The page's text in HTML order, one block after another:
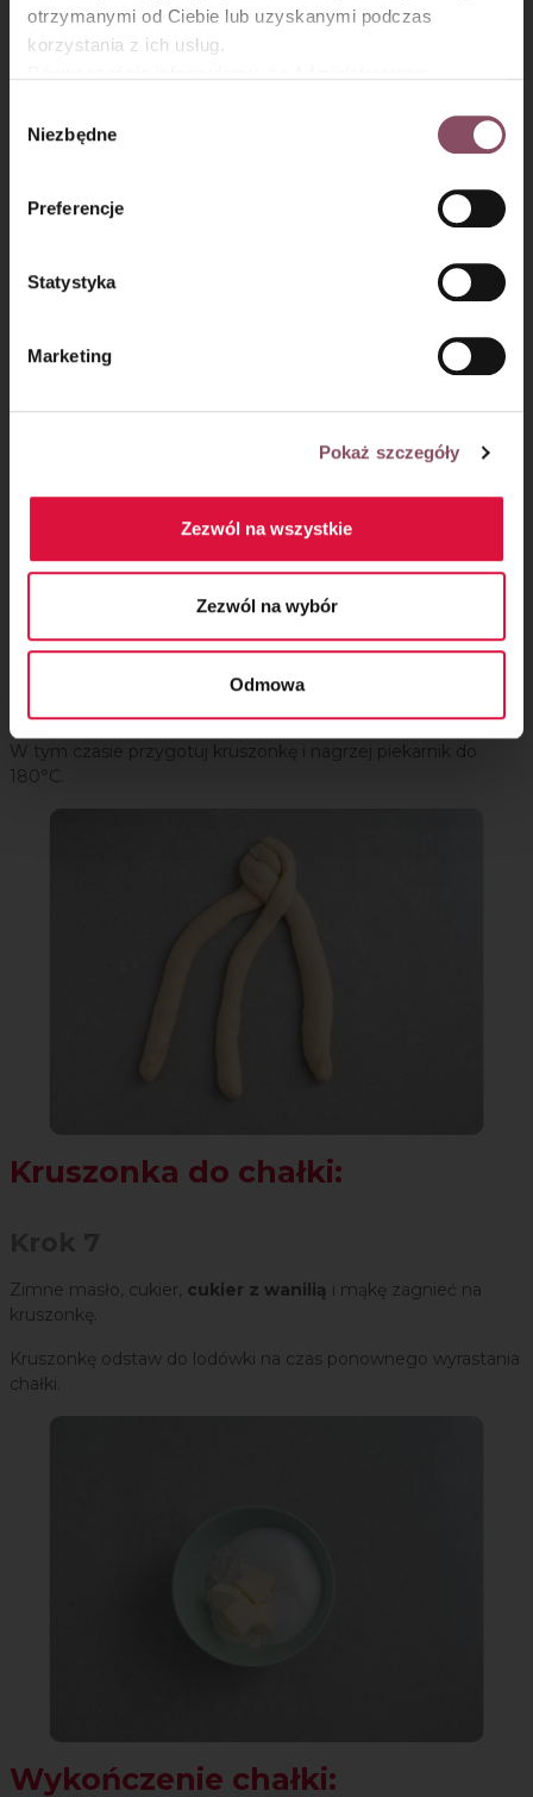
otrzymanymi od Ciebie lub uzyskanymi podczas
korzystania z ich usług.
Gdańsk (80-339) adres: Dickmana 14/15 więcej
informacji o przetwarzaniu danych osobowych oraz
Polityce
prywatności.
zgody
Niezbędne
Preferencje
Statystyka
Marketing
Pokaż szczegóły
Zezwól na wszystkie
Zezwól na wybór
Odmowa
Krok 5
Złącz ze sobą końce trzech wałków i zaplataj jak klasyczny
Warkocze ułóż na wcześniej przygotowanej blasze, podwiń
ich końce pod spód, przykryj ściereczką i odstaw do
W tym czasie przygotuj kruszonkę i nagrzej piekarnik do
180°C.
Kruszonka do chałki:
Zimne masło, cukier, cukier z wanilią i mąkę zagnieć na
kruszonkę.
Kruszonkę odstaw do lodówki na czas ponownego wyrastania
chałki.
Wykończenie chałki: